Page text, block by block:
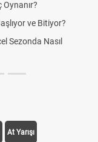
ve Bitiyor?
Sezonda Nasıl
At Yarışı